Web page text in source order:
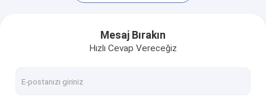
Patlama Korumalı LED Yüksek Bay Işıkları
Patlama Korumalı LED Sel Işık
Mesaj Bırakın
Hızlı Cevap Vereceğiz